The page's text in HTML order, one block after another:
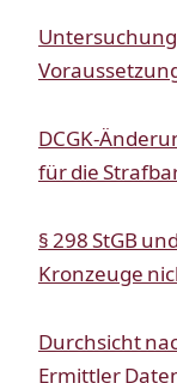
DCGK-
für die
§ 298 StGB
Kronzeuge
Durchsicht
Ermittler